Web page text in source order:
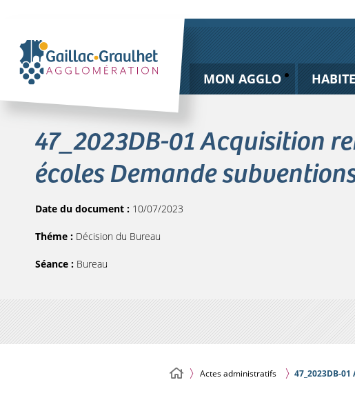
MON AGGLO
47_2023DB-01 Acquisition
écoles Demande
Date du document : 10/07/2023
Théme : Décision du Bureau
Séance : Bureau
Actes administratifs 47_2023DB-